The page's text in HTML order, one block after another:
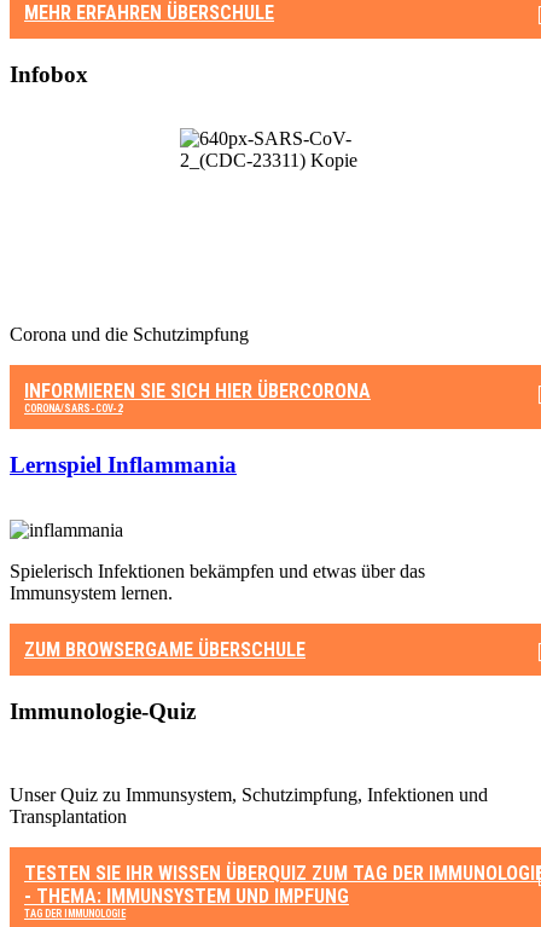
MEHR ERFAHREN ÜBERSCHULE
Infobox
Corona und die Schutzimpfung
INFORMIEREN SIE SICH HIER ÜBERCORONA
CORONA/SARS-COV-2
Lernspiel Inflammania
Spielerisch Infektionen bekämpfen und etwas über das
Immunsystem lernen.
ZUM BROWSERGAME ÜBERSCHULE
Immunologie-Quiz
Unser Quiz zu Immunsystem, Schutzimpfung, Infektionen und
Transplantation
TESTEN SIE IHR WISSEN ÜBERQUIZ ZUM TAG DER
- THEMA: IMMUNSYSTEM UND IMPFUNG
TAG DER IMMUNOLOGIE